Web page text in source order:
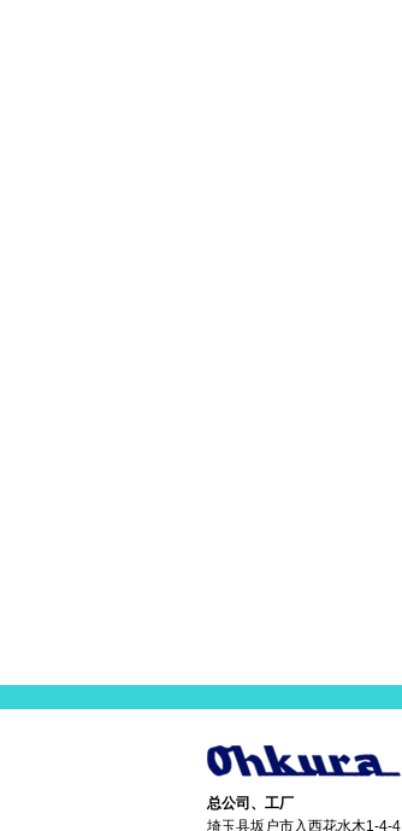
总公司、工厂
埼玉县坂户市入西花水木1-4-4